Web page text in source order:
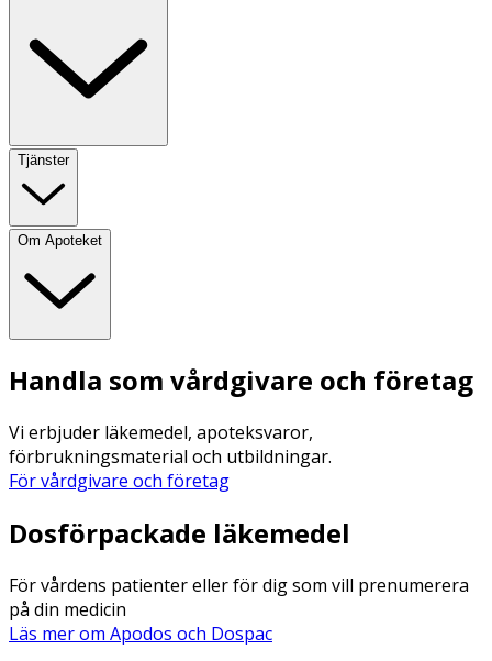
Tjänster
Om Apoteket
Handla som vårdgivare och företag
Vi erbjuder läkemedel, apoteksvaror,
förbrukningsmaterial och utbildningar.
För vårdgivare och företag
Dosförpackade läkemedel
För vårdens patienter eller för dig som vill prenumerera
på din medicin
Läs mer om Apodos och Dospac